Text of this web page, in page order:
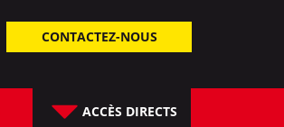
CONTACTEZ-NOUS
ACCÈS DIRECTS